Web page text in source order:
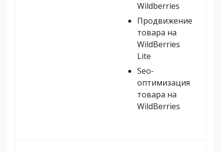
Wildberries
Продвижение
товара на
WildBerries
Lite
Seo-
оптимизация
товара на
WildBerries